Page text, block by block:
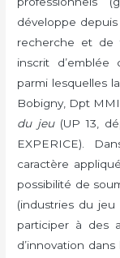
développe
recherche et de
inscrit d’emblée
parmi lesquelles la
Bobigny, Dpt
du jeu(UP 13,
EXPERICE).
caractère
possibilité de
(industries du jeu
participer à des
d’innovation